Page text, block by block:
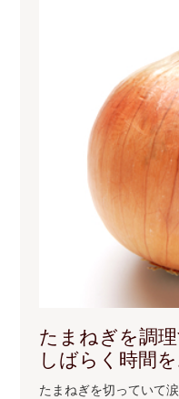
たまねぎを調
しばらく時間
たまねぎを切っていて